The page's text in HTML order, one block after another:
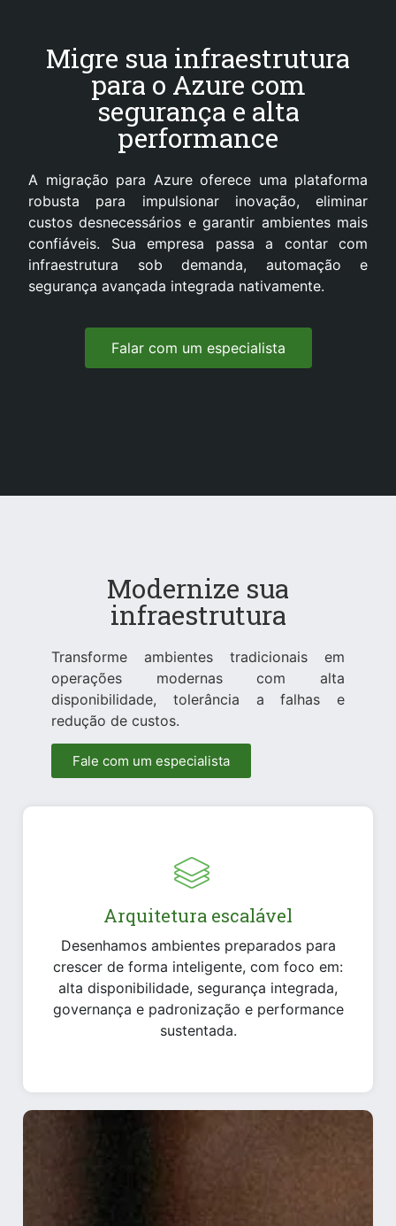
Migre sua infraestrutura
para o Azure com
segurança e alta
performance
A migração para Azure oferece uma plataforma
robusta para impulsionar inovação, eliminar
custos desnecessários e garantir ambientes mais
confiáveis. Sua empresa passa a contar com
infraestrutura sob demanda, automação e
segurança avançada integrada nativamente.
Falar com um especialista
Modernize sua
infraestrutura
Transforme ambientes tradicionais em
operações modernas com alta
disponibilidade, tolerância a falhas e
redução de custos.
Fale com um especialista
Arquitetura escalável
Desenhamos ambientes preparados para
crescer de forma inteligente, com foco em:
alta disponibilidade, segurança integrada,
governança e padronização e performance
sustentada.